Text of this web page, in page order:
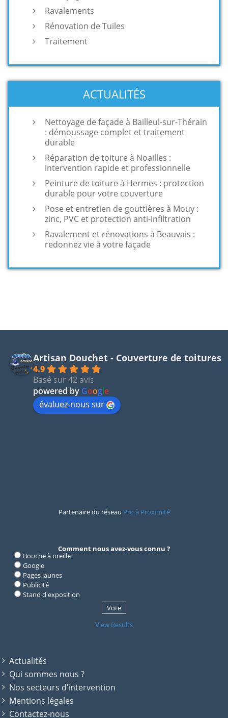
Ravalements
Rénovation de Tuiles
Traitement
ACTUALITÉS
Nettoyage de façade à Bailleul-sur-Thérain
: démoussage complet et traitement
durable
Réparation de toiture à Noailles :
intervention rapide et professionnelle
Peinture de toiture à Hermes : protection
durable pour votre couverture
Pose et entretien de gouttières à Mouy :
zinc, PVC et protection anti-infiltration
Ravalement et rénovations à Beauvais :
redonnez vie à votre façade
Artisan Douchet - Couverture de toitures
4.9
Basé sur 42 avis
powered by Google
évaluez-nous sur
Partenaire du réseau Pro à Proximité
Comment nous avez-vous connu ?
Bouche à oreille
Google
Pages jaunes
Publicité
Stand d'exposition
View Results
Actualités
Qui sommes nous ?
Nos secteurs d’intervention
Mentions légales
Contactez-nous